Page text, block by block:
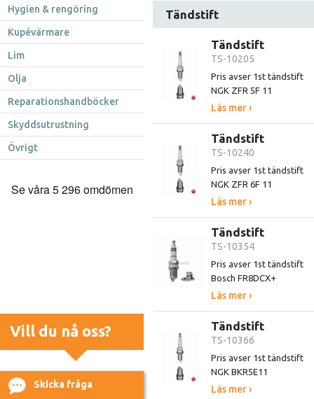
Hygien & rengöring
Kupévärmare
Lim
Olja
Reparationshandböcker
Skyddsutrustning
Övrigt
Vill du nå oss?
Skicka fråga
Tändstift
Tändstift
TS-10205
Pris avser 1st tändstift
NGK ZFR 5F 11
Läs mer ›
Tändstift
TS-10240
Pris avser 1st tändstift
NGK ZFR 6F 11
Läs mer ›
Tändstift
TS-10354
Pris avser 1st tändstift
Bosch FR8DCX+
Läs mer ›
Tändstift
TS-10366
Pris avser 1st tändstift
NGK BKR5E11
Läs mer ›